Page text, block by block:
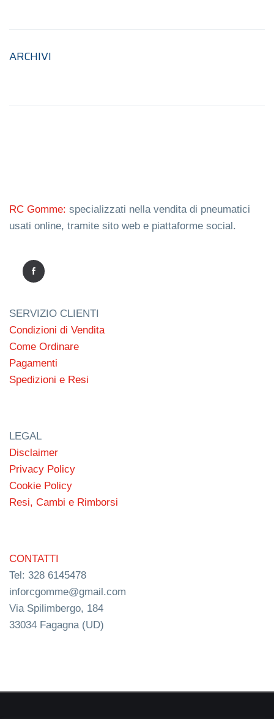
ARCHIVI
RC Gomme: specializzati nella vendita di pneumatici
usati online, tramite sito web e piattaforme social.
SERVIZIO CLIENTI
Condizioni di Vendita
Come Ordinare
Pagamenti
Spedizioni e Resi
LEGAL
Disclaimer
Privacy Policy
Cookie Policy
Resi, Cambi e Rimborsi
CONTATTI
Tel: 328 6145478
inforcgomme@gmail.com
Via Spilimbergo, 184
33034 Fagagna (UD)